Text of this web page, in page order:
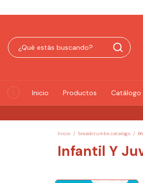
Inicio Productos Catálogo
Inicio / breadcrumbs.catalogo /
Infantil Y